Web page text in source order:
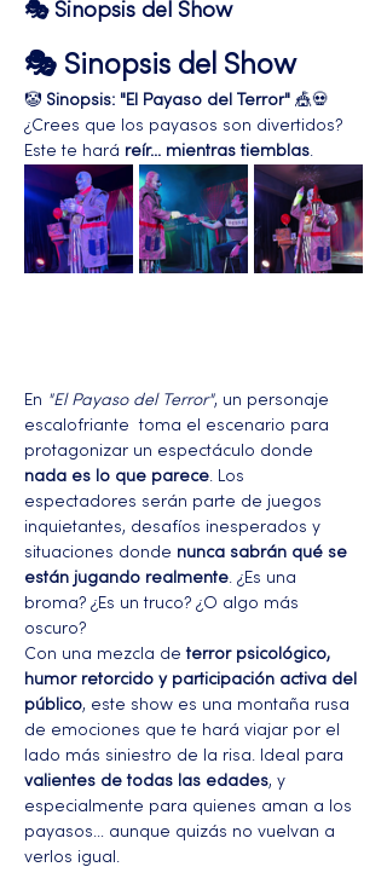
🎭 Sinopsis del Show
🎭 Sinopsis del Show
🤡 Sinopsis: "El Payaso del Terror" 🎪💀
¿Crees que los payasos son divertidos?
Este te hará reír... mientras tiemblas.
En "El Payaso del Terror", un personaje
escalofriante  toma el escenario para
protagonizar un espectáculo donde
nada es lo que parece. Los
espectadores serán parte de juegos
inquietantes, desafíos inesperados y
situaciones donde nunca sabrán qué se
están jugando realmente. ¿Es una
broma? ¿Es un truco? ¿O algo más
oscuro?
Con una mezcla de terror psicológico,
humor retorcido y participación activa del
público, este show es una montaña rusa
de emociones que te hará viajar por el
lado más siniestro de la risa. Ideal para
valientes de todas las edades, y
especialmente para quienes aman a los
payasos… aunque quizás no vuelvan a
verlos igual.